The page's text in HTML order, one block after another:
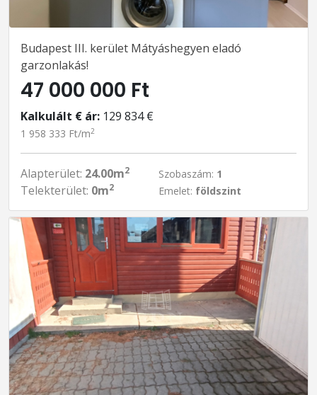
Budapest III. kerület Mátyáshegyen eladó
garzonlakás!
47 000 000 Ft
Kalkulált € ár: 129 834 €
1 958 333 Ft/m2
Alapterület: 24.00m2
Telekterület: 0m2
Szobaszám: 1
Emelet: földszint